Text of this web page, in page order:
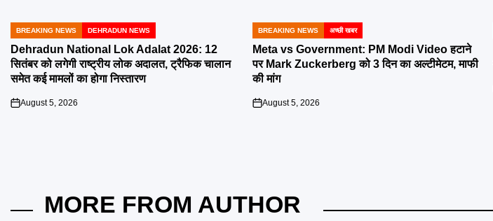
POSTED
IN
BREAKING NEWS DEHRADUN NEWS
Dehradun National Lok Adalat 2026: 12
सितंबर को लगेगी राष्ट्रीय लोक अदालत, ट्रैफिक चालान
समेत कई मामलों का होगा निस्तारण
on
August 5, 2026
POSTED
IN
BREAKING NEWS अच्छी खबर
Meta vs Government: PM Modi Video हटाने
पर Mark Zuckerberg को 3 दिन का अल्टीमेटम, माफी
की मांग
on
August 5, 2026
MORE FROM AUTHOR